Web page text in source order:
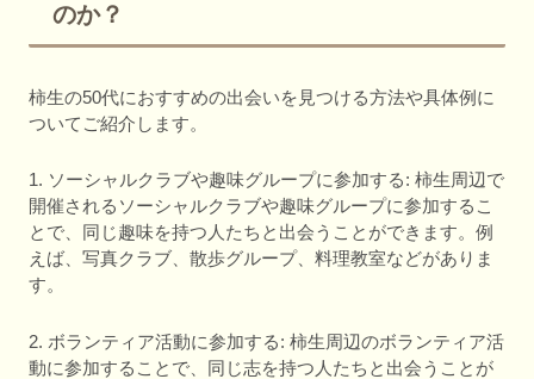
のか？
柿生の50代におすすめの出会いを見つける方法や具体例に
ついてご紹介します。
1. ソーシャルクラブや趣味グループに参加する: 柿生周辺で
開催されるソーシャルクラブや趣味グループに参加するこ
とで、同じ趣味を持つ人たちと出会うことができます。例
えば、写真クラブ、散歩グループ、料理教室などがありま
す。
2. ボランティア活動に参加する: 柿生周辺のボランティア活
動に参加することで、同じ志を持つ人たちと出会うことが